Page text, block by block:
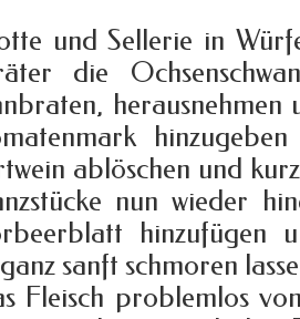
und Sellerie in
die
herausnehmen
ablöschen und
nun wieder
sanft schmoren
Fleisch problemlos